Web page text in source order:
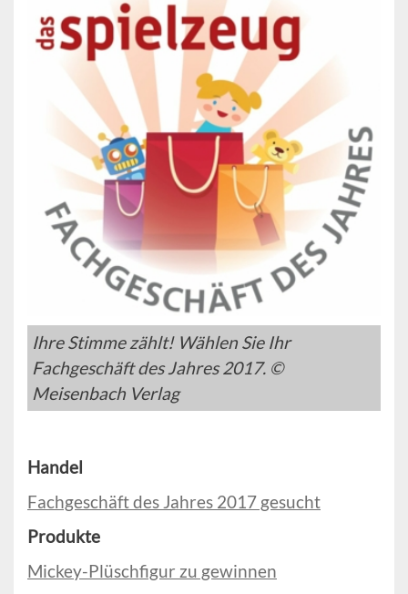
Ihre Stimme zählt! Wählen Sie Ihr
Fachgeschäft des Jahres 2017. ©
Meisenbach Verlag
Handel
Fachgeschäft des Jahres 2017 gesucht
Produkte
Mickey-Plüschfigur zu gewinnen